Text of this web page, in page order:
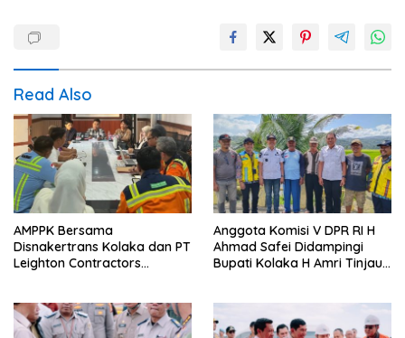
Read Also
AMPPK Bersama
Disnakertrans Kolaka dan PT
Leighton Contractors
Anggota Komisi V DPR RI H
Ahmad Safei Didampingi
Bupati Kolaka H Amri Tinjau
Wundulako